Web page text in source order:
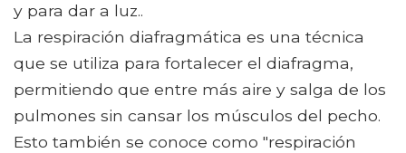
y para dar a luz..
La respiración diafragmática es una técnica
que se utiliza para fortalecer el diafragma,
permitiendo que entre más aire y salga de los
pulmones sin cansar los músculos del pecho.
Esto también se conoce como "respiración